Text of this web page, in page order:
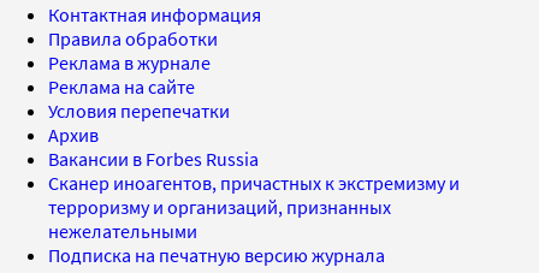
Контактная информация
Правила обработки
Реклама в журнале
Реклама на сайте
Условия перепечатки
Архив
Вакансии в Forbes Russia
Сканер иноагентов, причастных к экстремизму и
терроризму и организаций, признанных
нежелательными
Подписка на печатную версию журнала